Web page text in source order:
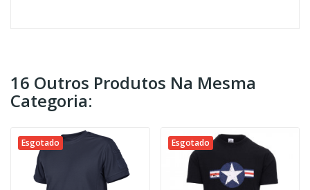
16 Outros Produtos Na Mesma
Categoria:
Esgotado Esgotado